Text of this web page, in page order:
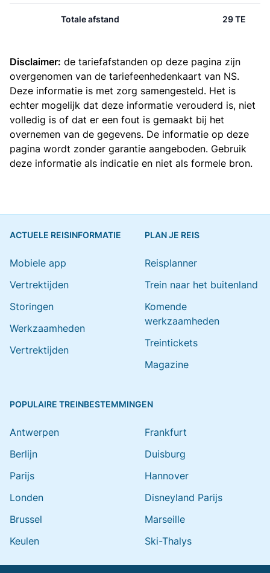
Totale afstand 29 TE
Disclaimer: de tariefafstanden op deze pagina zijn
overgenomen van de tariefeenhedenkaart van NS.
Deze informatie is met zorg samengesteld. Het is
echter mogelijk dat deze informatie verouderd is, niet
volledig is of dat er een fout is gemaakt bij het
overnemen van de gegevens. De informatie op deze
pagina wordt zonder garantie aangeboden. Gebruik
deze informatie als indicatie en niet als formele bron.
ACTUELE REISINFORMATIE
Mobiele app
Vertrektijden
Storingen
Werkzaamheden
Vertrektijden
PLAN JE REIS
Reisplanner
Trein naar het buitenland
Komende
werkzaamheden
Treintickets
Magazine
POPULAIRE TREINBESTEMMINGEN
Antwerpen
Berlijn
Parijs
Londen
Brussel
Keulen
Frankfurt
Duisburg
Hannover
Disneyland Parijs
Marseille
Ski-Thalys